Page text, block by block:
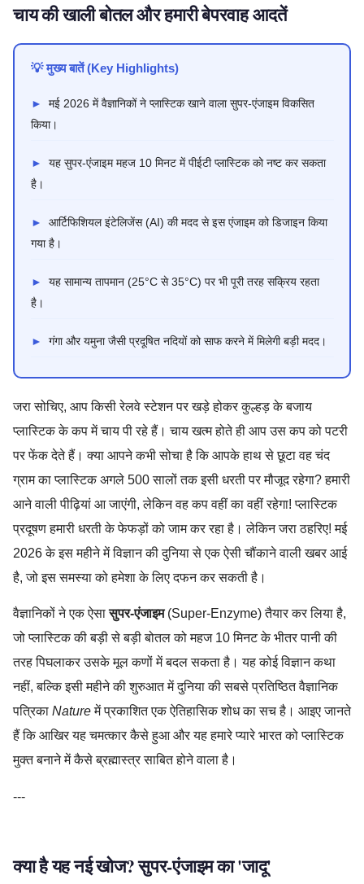
चाय की खाली बोतल और हमारी बेपरवाह आदतें
💡 मुख्य बातें (Key Highlights)
►
मई 2026 में वैज्ञानिकों ने प्लास्टिक खाने वाला सुपर-एंजाइम विकसित
किया।
►
यह सुपर-एंजाइम महज 10 मिनट में पीईटी प्लास्टिक को नष्ट कर सकता
है।
►
आर्टिफिशियल इंटेलिजेंस (AI) की मदद से इस एंजाइम को डिजाइन किया
गया है।
►
यह सामान्य तापमान (25°C से 35°C) पर भी पूरी तरह सक्रिय रहता
है।
► गंगा और यमुना जैसी प्रदूषित नदियों को साफ करने में मिलेगी बड़ी मदद।
जरा सोचिए, आप किसी रेलवे स्टेशन पर खड़े होकर कुल्हड़ के बजाय
प्लास्टिक के कप में चाय पी रहे हैं। चाय खत्म होते ही आप उस कप को पटरी
पर फेंक देते हैं। क्या आपने कभी सोचा है कि आपके हाथ से छूटा वह चंद
ग्राम का प्लास्टिक अगले 500 सालों तक इसी धरती पर मौजूद रहेगा? हमारी
आने वाली पीढ़ियां आ जाएंगी, लेकिन वह कप वहीं का वहीं रहेगा! प्लास्टिक
प्रदूषण हमारी धरती के फेफड़ों को जाम कर रहा है। लेकिन जरा ठहरिए! मई
2026 के इस महीने में विज्ञान की दुनिया से एक ऐसी चौंकाने वाली खबर आई
है, जो इस समस्या को हमेशा के लिए दफन कर सकती है।
वैज्ञानिकों ने एक ऐसासुपर-एंजाइम(Super-Enzyme) तैयार कर लिया है,
जो प्लास्टिक की बड़ी से बड़ी बोतल को महज 10 मिनट के भीतर पानी की
तरह पिघलाकर उसके मूल कणों में बदल सकता है। यह कोई विज्ञान कथा
नहीं, बल्कि इसी महीने की शुरुआत में दुनिया की सबसे प्रतिष्ठित वैज्ञानिक
पत्रिका Natureमें प्रकाशित एक ऐतिहासिक शोध का सच है। आइए जानते
हैं कि आखिर यह चमत्कार कैसे हुआ और यह हमारे प्यारे भारत को प्लास्टिक
मुक्त बनाने में कैसे ब्रह्मास्त्र साबित होने वाला है।
---
क्या है यह नई खोज? सुपर-एंजाइम का 'जादू'